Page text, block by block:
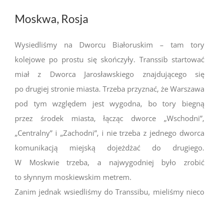
Moskwa, Rosja
Wysiedliśmy na Dworcu Białoruskim – tam tory
kolejowe po prostu się skończyły. Transsib startować
miał z Dworca Jarosławskiego znajdującego się
po drugiej stronie miasta. Trzeba przyznać, że Warszawa
pod tym względem jest wygodna, bo tory biegną
przez środek miasta, łącząc dworce „Wschodni”,
„Centralny” i „Zachodni”, i nie trzeba z jednego dworca
komunikacją miejską dojeżdżać do drugiego.
W Moskwie trzeba, a najwygodniej było zrobić
to słynnym moskiewskim metrem.
Zanim jednak wsiedliśmy do Transsibu, mieliśmy nieco